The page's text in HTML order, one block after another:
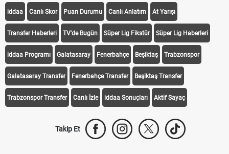
iddaa Canlı Skor Puan Durumu Canlı Anlatım At Yarışı
Transfer Haberleri TV'de Bugün Süper Lig Fikstür Süper Lig Haberleri
iddaa Programı Galatasaray Fenerbahçe Beşiktaş Trabzonspor
Galatasaray Transfer Fenerbahçe Transfer Beşiktaş Transfer
Trabzonspor Transfer Canlı İzle iddaa Sonuçları Aktif Sayaç
Takip Et